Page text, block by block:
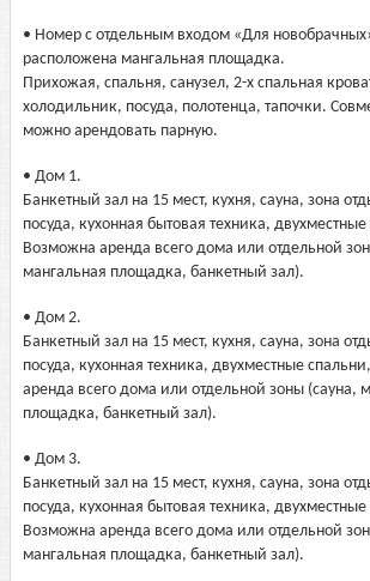
• Номер с отдельным входом «Для
расположена мангальная площадка.
Прихожая, спальня, санузел, 2-х спальная
холодильник, посуда, полотенца, тапочки.
можно арендовать парную.
• Дом 1.
Банкетный зал на 15 мест, кухня, сауна, зона
посуда, кухонная бытовая техника,
Возможна аренда всего дома или отдельной
мангальная площадка, банкетный зал).
• Дом 2.
Банкетный зал на 15 мест, кухня, сауна, зона
посуда, кухонная техника, двухместные
аренда всего дома или отдельной зоны (сауна,
площадка, банкетный зал).
• Дом 3.
Банкетный зал на 15 мест, кухня, сауна, зона
посуда, кухонная бытовая техника,
Возможна аренда всего дома или отдельной
мангальная площадка, банкетный зал).